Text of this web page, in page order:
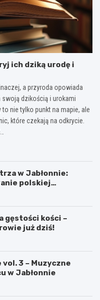
ich dziką urodę i
a przyroda opowiada
dzikością i urokami
nie tylko punkt na mapie, ale
które czekają na odkrycie.
w Jabłonnie:
polskiej
gęstości kości –
już dziś!
3 – Muzyczne
w Jabłonnie